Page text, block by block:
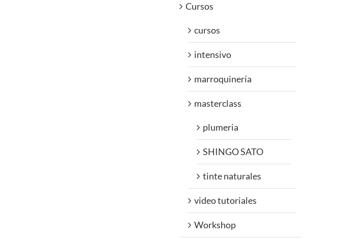
Cursos
cursos
intensivo
marroquinería
masterclass
plumeria
SHINGO SATO
tinte naturales
video tutoriales
Workshop